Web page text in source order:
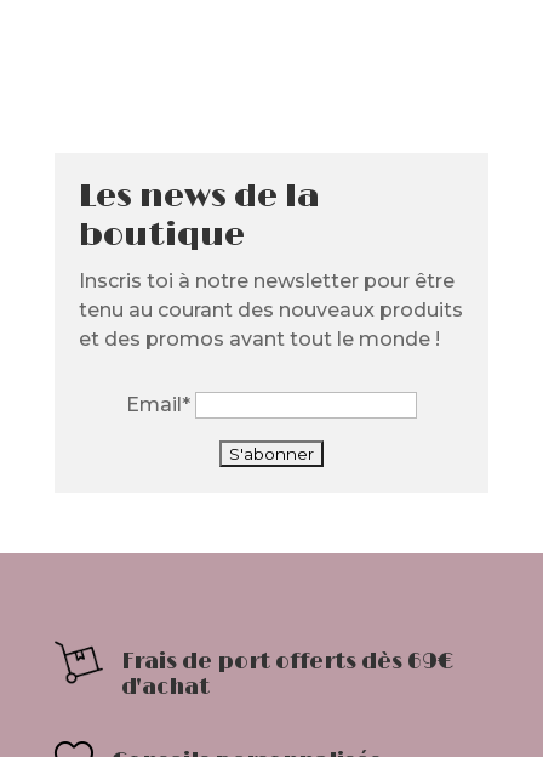
Les news de la
boutique
Inscris toi à notre newsletter pour être
tenu au courant des nouveaux produits
et des promos avant tout le monde !
Email*
Frais de port offerts dès 69€
d'achat